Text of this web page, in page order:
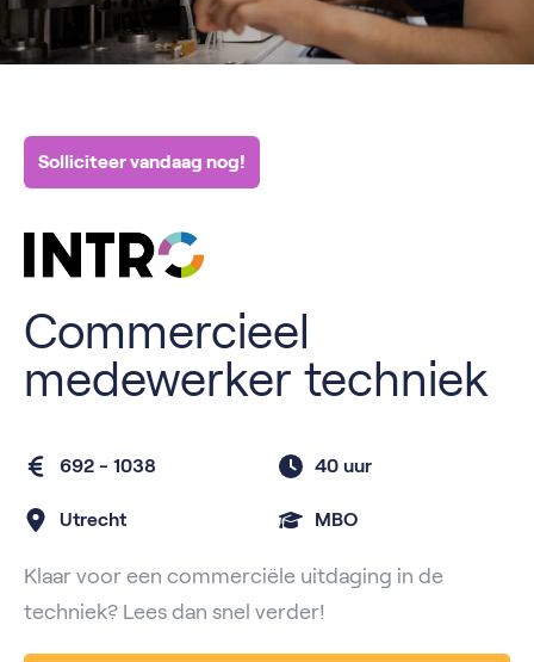
Solliciteer vandaag nog!
Commercieel
medewerker techniek
692 - 1038 40 uur
Utrecht MBO
Klaar voor een commerciële uitdaging in de
techniek? Lees dan snel verder!